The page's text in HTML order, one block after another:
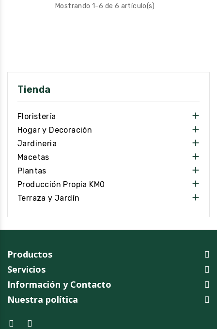
Mostrando 1-6 de 6 artículo(s)
Tienda
Floristería 
Hogar y Decoración 
Jardineria 
Macetas 
Plantas 
Producción Propia KM0 
Terraza y Jardín 
Productos
Servicios
Información y Contacto
Nuestra política